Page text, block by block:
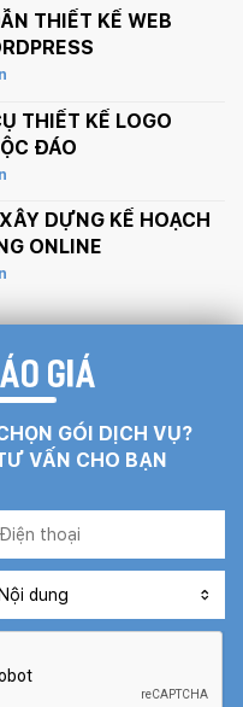
THIẾT KẾ WEB
THIẾT KẾ LOGO
ĐÁO
DỰNG KẾ HOẠCH
ONLINE
GIÁ
GÓI DỊCH VỤ?
VẤN CHO BẠN